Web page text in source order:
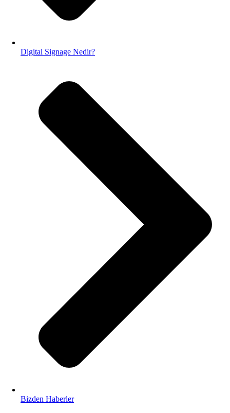
Digital Signage Nedir?
Bizden Haberler